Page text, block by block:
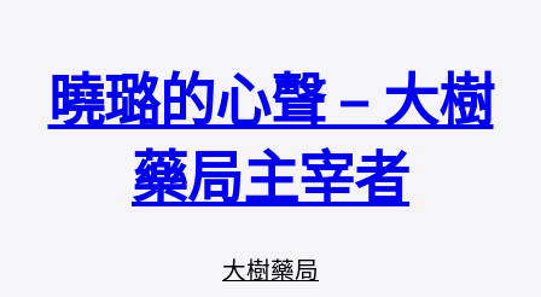
曉璐的心聲 – 大樹
藥局主宰者
大樹藥局